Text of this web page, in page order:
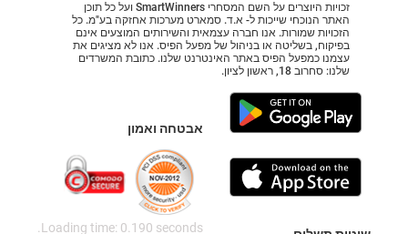
זכויות היוצרים על השם המסחרי SmartWinners ועל כל תוכן
האתר הנוכחי שייכות ל- א.ד. סמארט מערכות אחזקה בע"מ. כל
הזכויות שמורות. אנו חברה עצמאית והשירותים המוצעים אינם
בפיקוח, בשליטה או בניהול של מפעל הפיס. אנו לא מציגים את
עצמנו כמפעל הפיס באתר האינטרנט שלנו. כתובת המשרדים
שלנו: סחרוב 18, ראשון לציון.
אבטחה ואמון
Loading time: 0.190 seconds.